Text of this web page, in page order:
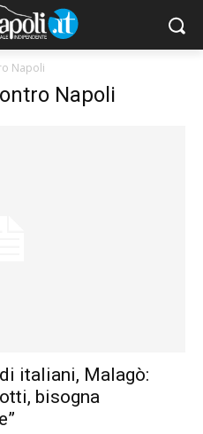
Napoli
Napoli
italiani, Malagò:
bisogna